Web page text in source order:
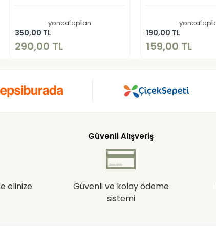
yoncatoptan
350,00 TL
290,00 TL
190,00 TL
159,00 TL
elinize
Güvenli Alışveriş
Güvenli ve kolay ödeme
sistemi